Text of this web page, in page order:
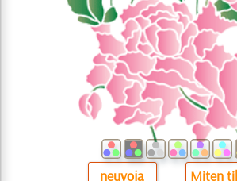
neuvoja Miten